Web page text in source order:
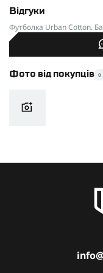
Відгуки
Футболка Urban Cotton.
Фото від покупців 0